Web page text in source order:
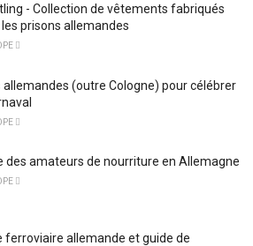
- Collection de vêtements fabriqués
prisons allemandes

allemandes (outre Cologne) pour célébrer

des amateurs de nourriture en Allemagne

ferroviaire allemande et guide de